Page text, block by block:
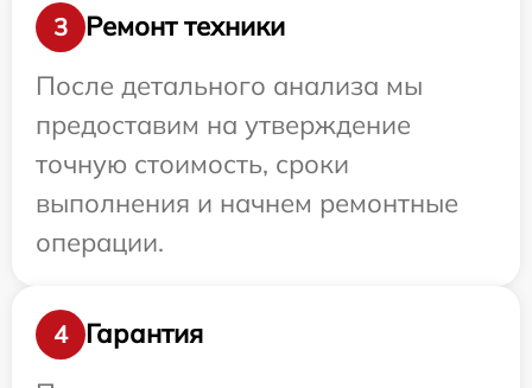
3
Ремонт техники
После детального анализа мы
предоставим на утверждение
точную стоимость, сроки
выполнения и начнем ремонтные
операции.
4
Гарантия